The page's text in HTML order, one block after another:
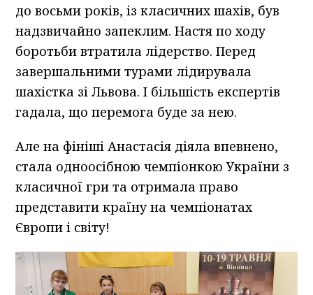
до восьми років, із класичних шахів, був
надзвичайно запеклим. Настя по ходу
боротьби втратила лідерство. Перед
завершальними турами лідирувала
шахістка зі Львова. І більшість експертів
гадала, що перемога буде за нею.
Але на фініші Анастасія діяла впевнено,
стала одноосібною чемпіонкою України з
класичної гри та отримала право
представити країну на чемпіонатах
Європи і світу!